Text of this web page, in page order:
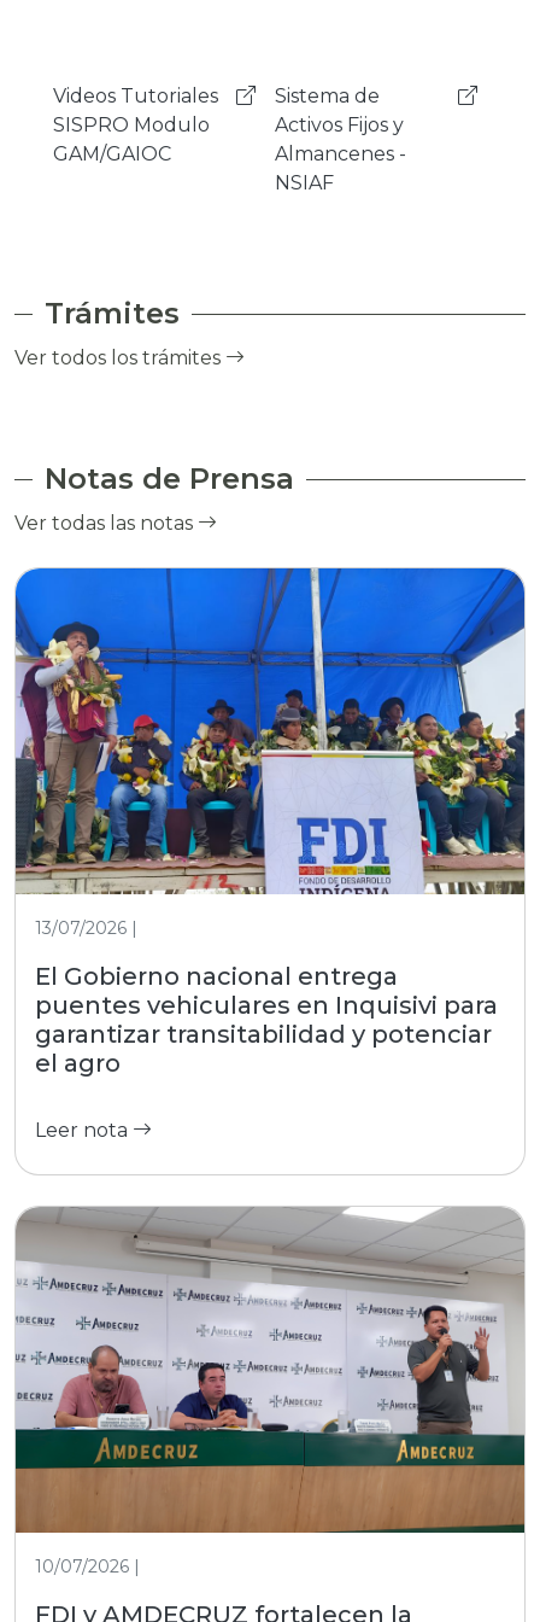
Sistema de
Activos Fijos y
Almancenes -
Mensajeria
Instantanea
Rocket.Chat
Trámites
Ver todos los trámites
Notas de Prensa
Ver todas las notas
13/07/2026 |
El Gobierno nacional entrega
puentes vehiculares en Inquisivi para
garantizar transitabilidad y potenciar
el agro
Leer nota
10/07/2026 |
FDI y AMDECRUZ fortalecen la